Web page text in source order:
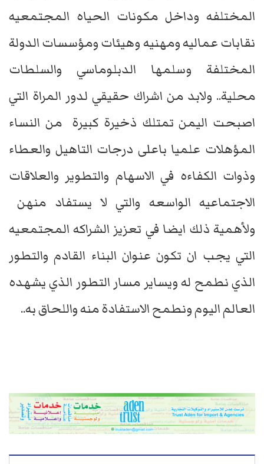
المختلفه وداخل مكونات الحياه المجتمعيه
نقابات عماليه ومهنيه وهيئات ومؤسسات الدولة
المختلفة وسلمها الدبلوماسي والسلطات
محلية.. ولابد من اشراك حقيقي لدور المراة التي
اصبحت اليمن تمتلك ذخيرة كبيرة من النساء
المؤهلات علميا باعلى درجات التاهيل والعطاء
وذوات الكفاءه في الاسهام والتطوير والعلاقات
الاجتماعيه الواسعه والتي لا يستفاد منهن
ولأهمية ذلك ايضا في تعزيز الشراكه المجتمعيه
التي يجب ان تكون عنوان البناء القادم والتطور
الذي نطمح له ويساير مسار التطور الذي يشهده
العالم اليوم ونطمح الاستفادة منه واللحاق به..